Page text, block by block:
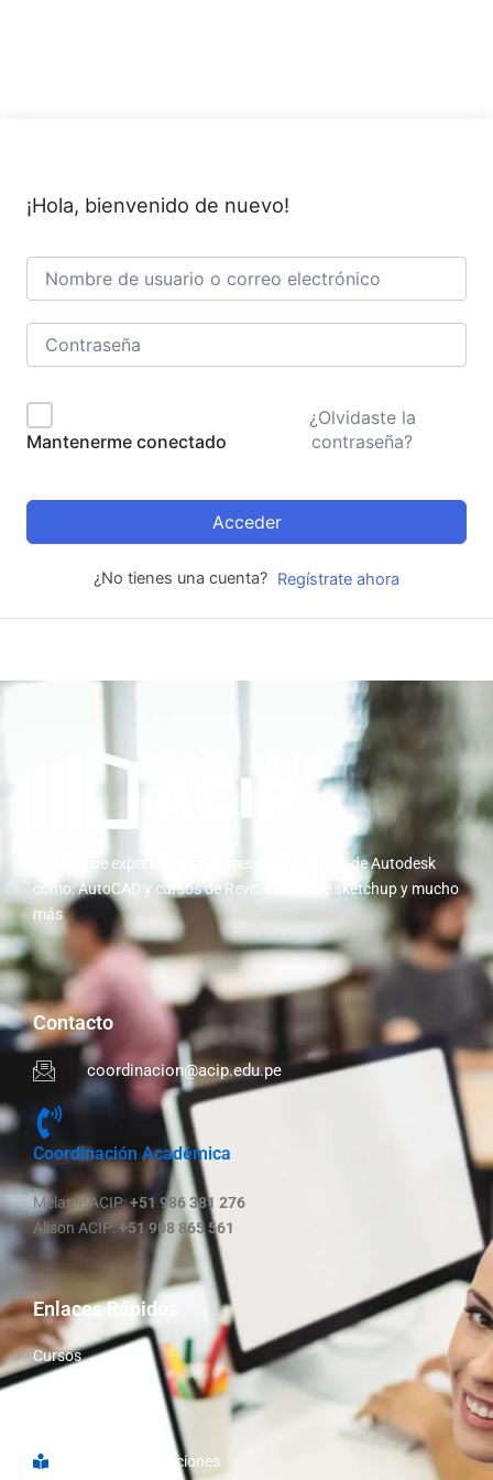
¡Hola, bienvenido de nuevo!
Mantenerme conectado
¿Olvidaste la
contraseña?
Acceder
¿No tienes una cuenta? Regístrate ahora
10 años de experiencia implementando cursos de Autodesk
como: AutoCAD y cursos de Revit; cursos de sketchup y mucho
más
Contacto
coordinacion@acip.edu.pe
Coordinación Académica
Melanie ACIP:+51 986 381 276
Alison ACIP:+51 908 865 561
Enlaces Rápidos
Cursos
Libro de Reclamaciones